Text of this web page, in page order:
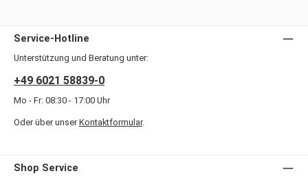
Service-Hotline
Unterstützung und Beratung unter:
+49 6021 58839-0
Mo - Fr: 08:30 - 17:00 Uhr
Oder über unser Kontaktformular.
Shop Service